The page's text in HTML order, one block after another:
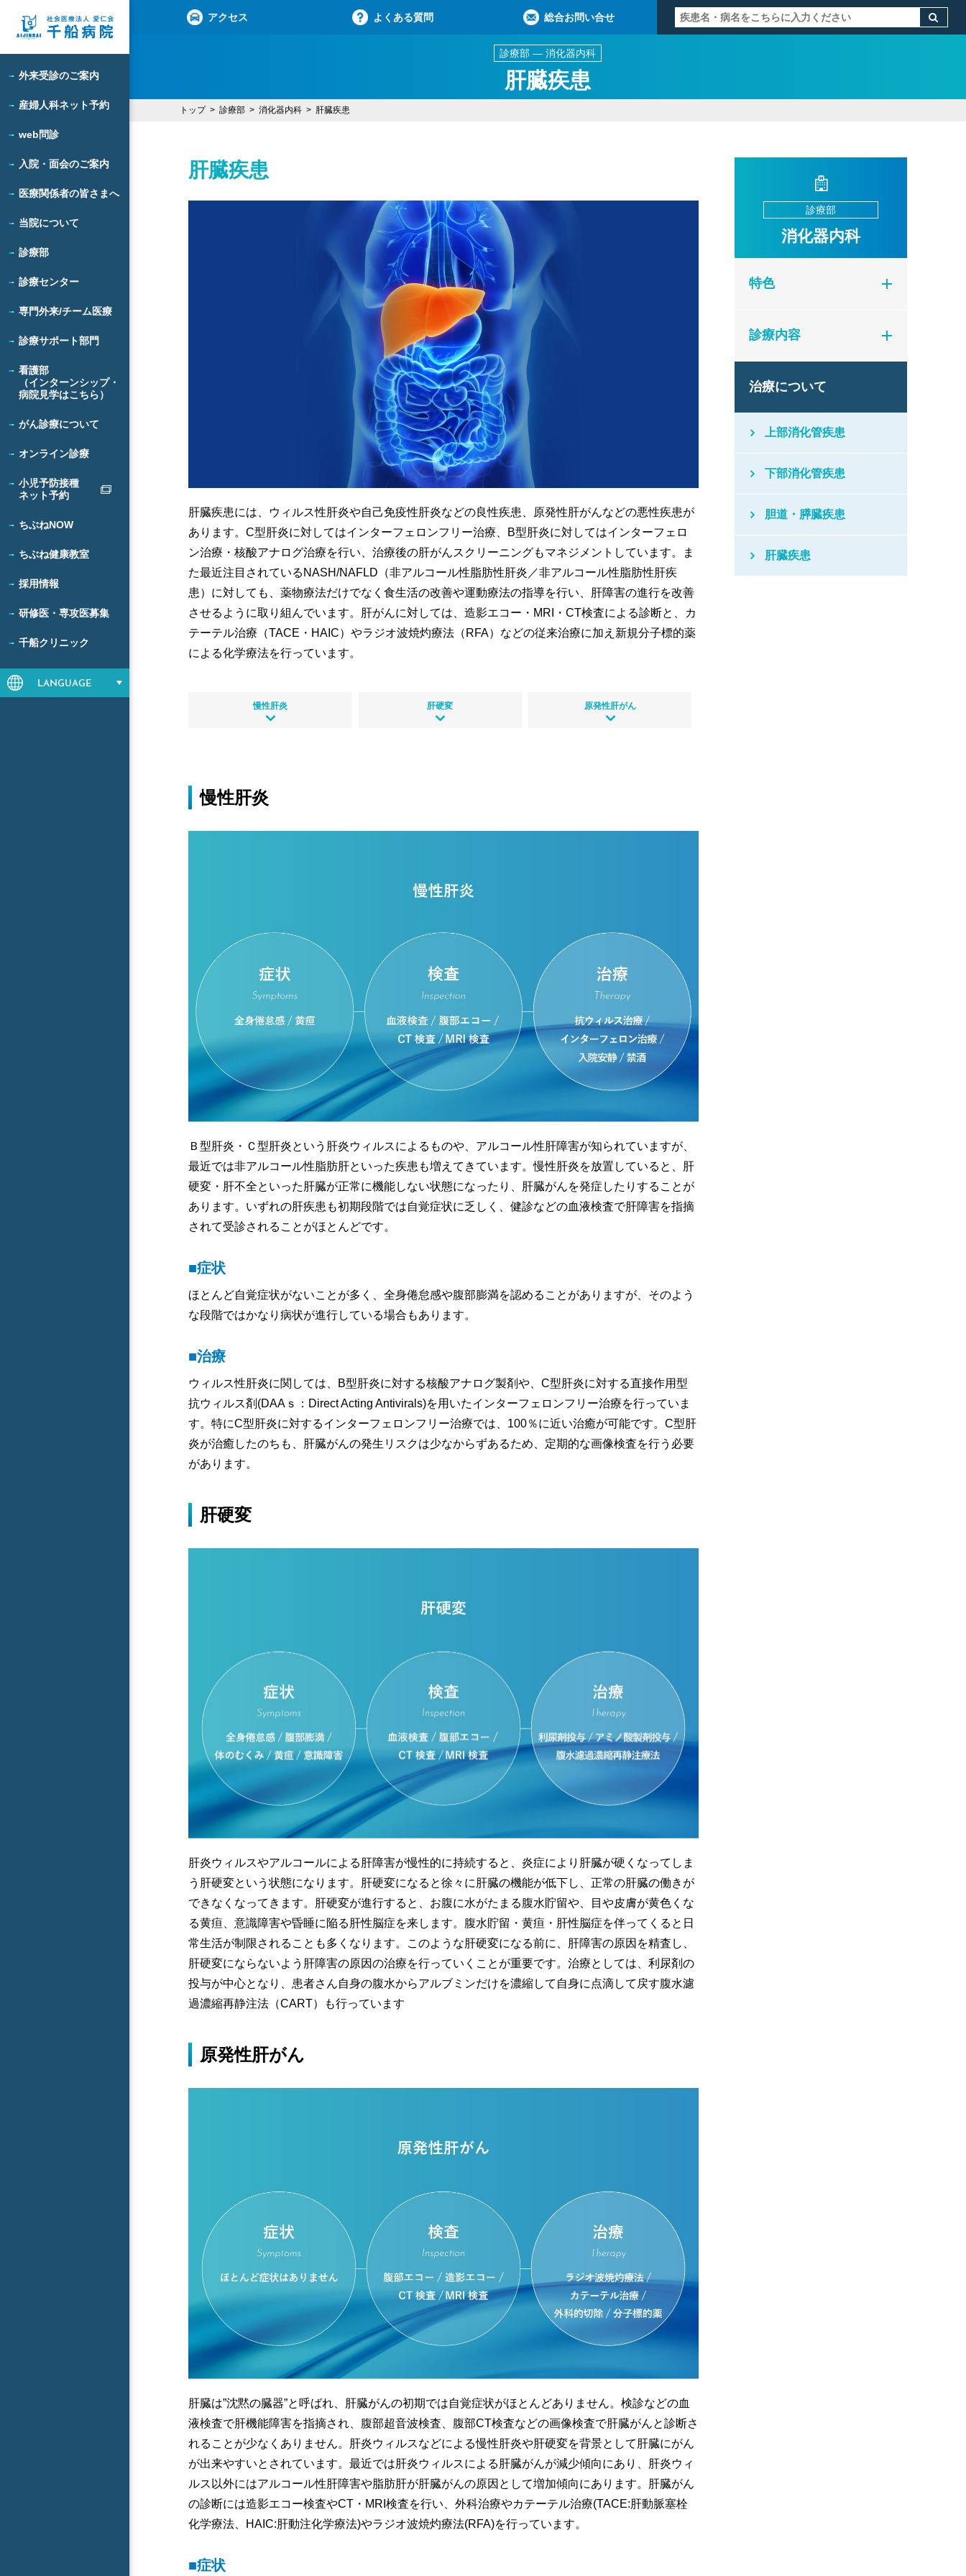
外来受診のご案内
産婦人科ネット予約
web問診
入院・面会のご案内
医療関係者の皆さまへ
当院について
診療部
診療センター
専門外来/チーム医療
診療サポート部門
看護部
（インターンシップ・
病院見学はこちら）
がん診療について
オンライン診療
小児予防接種
ネット予約
ちぶねNOW
ちぶね健康教室
採用情報
研修医・専攻医募集
千船クリニック
LANGUAGE
アクセス よくある質問 総合お問い合せ
診療部 ― 消化器内科
肝臓疾患
トップ 診療部 消化器内科 肝臓疾患
肝臓疾患
肝臓疾患には、ウィルス性肝炎や自己免疫性肝炎などの良性疾患、原発性肝がんなどの悪性疾患が
あります。C型肝炎に対してはインターフェロンフリー治療、B型肝炎に対してはインターフェロ
ン治療・核酸アナログ治療を行い、治療後の肝がんスクリーニングもマネジメントしています。ま
た最近注目されているNASH/NAFLD（非アルコール性脂肪性肝炎／非アルコール性脂肪性肝疾
患）に対しても、薬物療法だけでなく食生活の改善や運動療法の指導を行い、肝障害の進行を改善
させるように取り組んでいます。肝がんに対しては、造影エコー・MRI・CT検査による診断と、カ
テーテル治療（TACE・HAIC）やラジオ波焼灼療法（RFA）などの従来治療に加え新規分子標的薬
による化学療法を行っています。
慢性肝炎 肝硬変 原発性肝がん
慢性肝炎
Ｂ型肝炎・Ｃ型肝炎という肝炎ウィルスによるものや、アルコール性肝障害が知られていますが、
最近では非アルコール性脂肪肝といった疾患も増えてきています。慢性肝炎を放置していると、肝
硬変・肝不全といった肝臓が正常に機能しない状態になったり、肝臓がんを発症したりすることが
あります。いずれの肝疾患も初期段階では自覚症状に乏しく、健診などの血液検査で肝障害を指摘
されて受診されることがほとんどです。
■症状
ほとんど自覚症状がないことが多く、全身倦怠感や腹部膨満を認めることがありますが、そのよう
な段階ではかなり病状が進行している場合もあります。
■治療
ウィルス性肝炎に関しては、B型肝炎に対する核酸アナログ製剤や、C型肝炎に対する直接作用型
抗ウィルス剤(DAAｓ：Direct Acting Antivirals)を用いたインターフェロンフリー治療を行っていま
す。特にC型肝炎に対するインターフェロンフリー治療では、100％に近い治癒が可能です。C型肝
炎が治癒したのちも、肝臓がんの発生リスクは少なからずあるため、定期的な画像検査を行う必要
があります。
肝硬変
肝炎ウィルスやアルコールによる肝障害が慢性的に持続すると、炎症により肝臓が硬くなってしま
う肝硬変という状態になります。肝硬変になると徐々に肝臓の機能が低下し、正常の肝臓の働きが
できなくなってきます。肝硬変が進行すると、お腹に水がたまる腹水貯留や、目や皮膚が黄色くな
る黄疸、意識障害や昏睡に陥る肝性脳症を来します。腹水貯留・黄疸・肝性脳症を伴ってくると日
常生活が制限されることも多くなります。このような肝硬変になる前に、肝障害の原因を精査し、
肝硬変にならないよう肝障害の原因の治療を行っていくことが重要です。治療としては、利尿剤の
投与が中心となり、患者さん自身の腹水からアルブミンだけを濃縮して自身に点滴して戻す腹水濾
過濃縮再静注法（CART）も行っています
原発性肝がん
肝臓は”沈黙の臓器”と呼ばれ、肝臓がんの初期では自覚症状がほとんどありません。検診などの血
液検査で肝機能障害を指摘され、腹部超音波検査、腹部CT検査などの画像検査で肝臓がんと診断さ
れることが少なくありません。肝炎ウィルスなどによる慢性肝炎や肝硬変を背景として肝臓にがん
が出来やすいとされています。最近では肝炎ウィルスによる肝臓がんが減少傾向にあり、肝炎ウィ
ルス以外にはアルコール性肝障害や脂肪肝が肝臓がんの原因として増加傾向にあります。肝臓がん
の診断には造影エコー検査やCT・MRI検査を行い、外科治療やカテーテル治療(TACE:肝動脈塞栓
化学療法、HAIC:肝動注化学療法)やラジオ波焼灼療法(RFA)を行っています。
■症状
診療部
消化器内科
特色
診療内容
治療について
上部消化管疾患
下部消化管疾患
胆道・膵臓疾患
肝臓疾患